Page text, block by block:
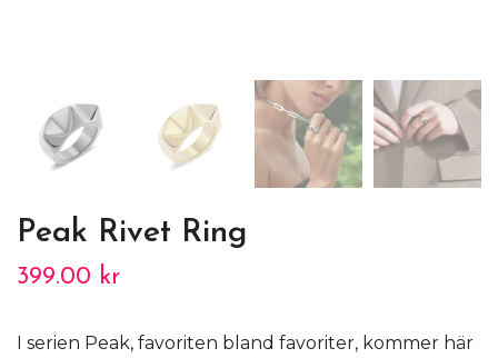
Peak Rivet Ring
399.00 kr
I serien Peak, favoriten bland favoriter, kommer här